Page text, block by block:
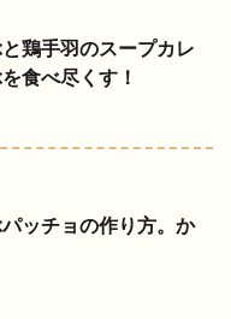
と鶏手羽のスープカレ
食べ尽くす！
パッチョの作り方。か